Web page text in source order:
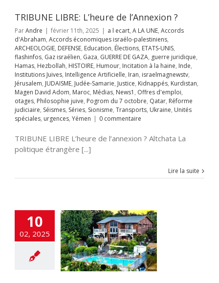
Justice
Kurdistan
Adom Maroc
News1 Offres
otages
juive Pogrom
Qatar
judiciaire
Séries Sionisme
Ukraine Unités
urgences Yémen
TRIBUNE LIBRE: L’heure de l’Annexion ?
ParAndre | février 11th, 2025 | a l ecart, A LA UNE, Accords
d'Abraham, Accords économiques israélo-palestiniens,
ARCHEOLOGIE, DEFENSE, Education, Élections, ETATS-UNIS,
flashinfos, Gaz israélien, Gaza, GUERRE DE GAZA, guerre juridique,
Hamas, Hezbollah, HISTOIRE, Humour, Incitation à la haine, Inde,
Institutions Juives, Intelligence Artificielle, Iran, israelmagnewstv,
Jérusalem, JUDAISME, Judée-Samarie, Justice, Kidnappés, Kurdistan,
Magen David Adom, Maroc, Médias, News1 , Offres d'emploi,
otages, Philosophie juive, Pogrom du 7 octobre, Qatar, Réforme
judiciaire, Séismes, Séries, Sionisme, Transports, Ukraine, Unités
spéciales, urgences, Yémen | 0 commentaire
TRIBUNE LIBRE L’heure de l’annexion ? Altchata La
politique étrangère [...]
Lire la suite
10
02, 2025
Ramot Naftali
UNE
HISTOIRE
Incitation à la
Institutions
Intelligence
Iran
JUDAISME